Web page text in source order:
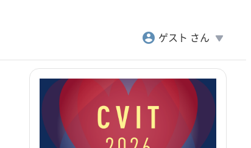
account_circle ゲスト さん play_arrow